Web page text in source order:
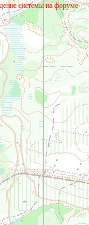
системы на форуме